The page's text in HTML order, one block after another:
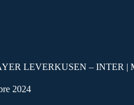
LEVERKUSEN – INTER |
2024